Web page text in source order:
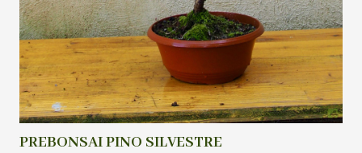
PREBONSAI PINO SILVESTRE